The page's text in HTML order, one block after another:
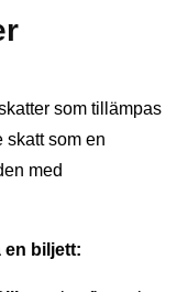
som tillämpas
skatt som en
med
en biljett: